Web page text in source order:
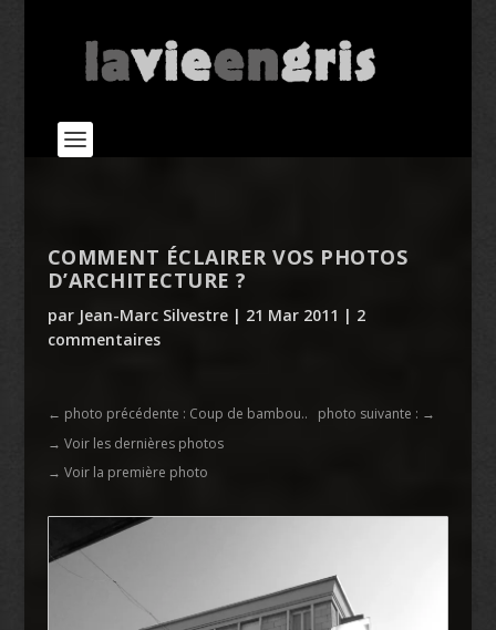
COMMENT ÉCLAIRER VOS PHOTOS
D’ARCHITECTURE ?
par Jean-Marc Silvestre| 21 Mar 2011 | 2
commentaires
← photo précédente : Coup de bambou.. photo suivante : →
→ Voir les dernières photos
→ Voir la première photo